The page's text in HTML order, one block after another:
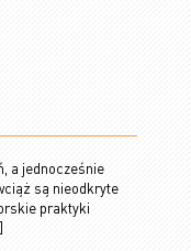
a jednocześnie
są nieodkryte
praktyki